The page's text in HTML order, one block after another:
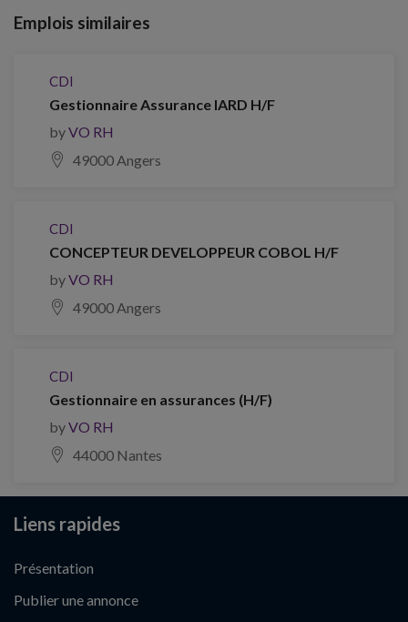
Emplois similaires
CDI
Gestionnaire Assurance IARD H/F
byVO RH
49000 Angers
CDI
CONCEPTEUR DEVELOPPEUR COBOL H/F
byVO RH
49000 Angers
CDI
Gestionnaire en assurances (H/F)
byVO RH
44000 Nantes
Liens rapides
Présentation
Publier une annonce